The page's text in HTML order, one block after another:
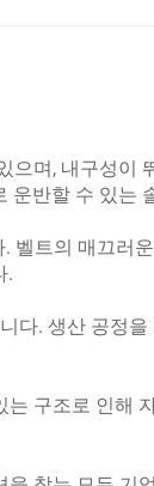
으며, 내구성이
운반할 수 있는
벨트의 매끄러
.
다. 생산 공정
는 구조로 인해